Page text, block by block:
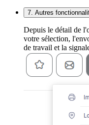
7. Autres
Depuis le détail de
votre sélection,
de travail et la